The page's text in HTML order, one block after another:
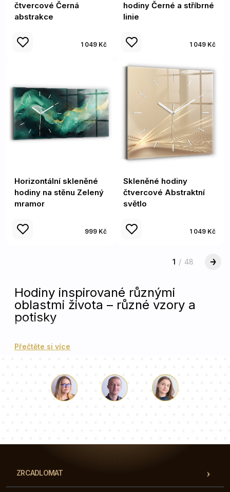
čtvercové Černá
abstrakce
1 049 Kč
hodiny Černé a stříbrné
linie
1 049 Kč
Horizontální skleněné
hodiny na stěnu Zelený
mramor
999 Kč
Skleněné hodiny
čtvercové Abstraktní
světlo
1 049 Kč
1 / 48
Hodiny inspirované různými
oblastmi života – různé vzory a
potisky
Unikátní vzory inspirované různými oblastmi, jako
Projev vášně pro rozmanité zájmy – ideální pro
každého, kdo hledá něco víc než jen obyčejné
Nadčasový design
jedinečnou estetikou rozmanitých motivů.
Přečtěte si více
ZRCADLOMAT